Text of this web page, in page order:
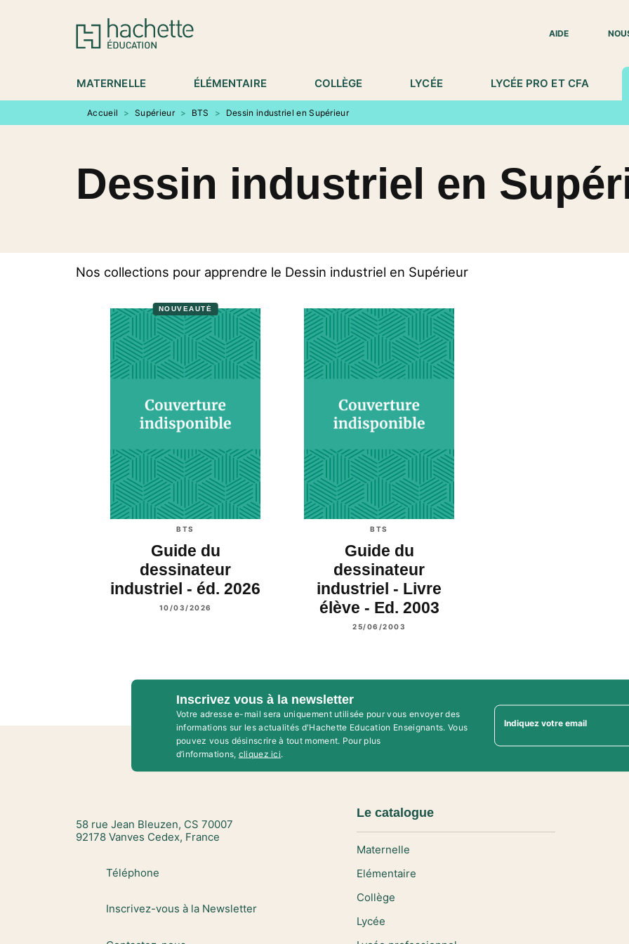
MENU RECHERCHE
AIDE
MATERNELLE ÉLÉMENTAIRE COLLÈGE LYCÉE LYCÉE PRO ET CFA
Accueil > Supérieur > BTS > Dessin industriel en Supérieur
Dessin industriel en
Nos collections pour apprendre le Dessin industriel en Supérieur
NOUVEAUTÉ
BTS
Guide du
dessinateur
industriel - éd. 2026
10/03/2026
BTS
Guide du
dessinateur
industriel - Livre
élève - Ed. 2003
25/06/2003
Inscrivez vous à la newsletter
Votre adresse e-mail sera uniquement utilisée pour vous envoyer des
informations sur les actualités d'Hachette Education Enseignants. Vous
pouvez vous désinscrire à tout moment. Pour plus
d’informations, cliquez ici.
Indiquez votre email
58 rue Jean Bleuzen, CS 70007
92178 Vanves Cedex, France
Téléphone
Inscrivez-vous à la Newsletter
Le catalogue
Maternelle
Elémentaire
Collège
Lycée